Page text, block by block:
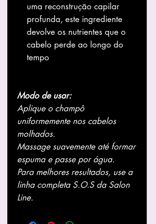
uma reconstrução capilar
profunda, este ingrediente
devolve os nutrientes que o
cabelo perde ao longo do
tempo
Modo de usar:
Aplique o champô
uniformemente nos cabelos
molhados.
Massage suavemente até formar
espuma e passe por água.
Para melhores resultados, use a
linha completa S.O.S da Salon
Line.